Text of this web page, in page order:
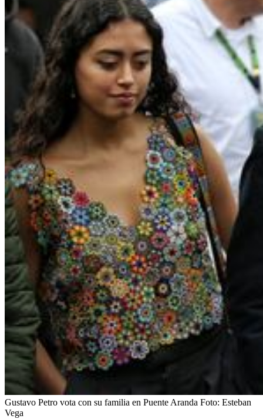
Gustavo Petro vota con su familia en Puente Aranda Foto: Esteban
Vega